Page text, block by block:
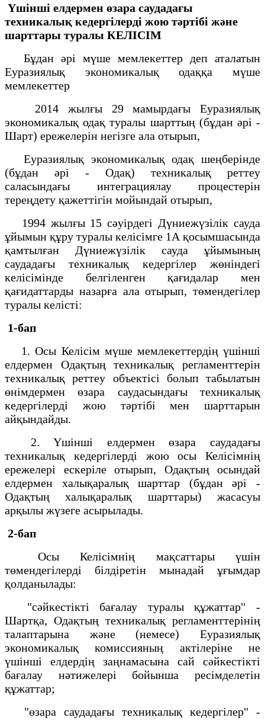
Үшінші елдермен өзара саудадағы
техникалық кедергілерді жою тәртібі және
шарттары туралы КЕЛІСІМ
Бұдан әрі мүше мемлекеттер деп аталатын
Еуразиялық экономикалық одаққа мүше
мемлекеттер
2014 жылғы 29 мамырдағы Еуразиялық
экономикалық одақ туралы шарттың (бұдан әрі -
Шарт) ережелерін негізге ала отырып,
Еуразиялық экономикалық одақ шеңберінде
(бұдан әрі - Одақ) техникалық реттеу
саласындағы интеграциялау процестерін
тереңдету қажеттігін мойындай отырып,
1994 жылғы 15 сәуірдегі Дүниежүзілік сауда
ұйымын құру туралы келісімге 1А қосымшасында
қамтылған Дүниежүзілік сауда ұйымының
саудадағы техникалық кедергілер жөніндегі
келісімінде белгіленген қағидалар мен
қағидаттарды назарға ала отырып, төмендегілер
туралы келісті:
1-бап
1. Осы Келісім мүше мемлекеттердің үшінші
елдермен Одақтың техникалық регламенттерін
техникалық реттеу объектісі болып табылатын
өнімдермен өзара саудасындағы техникалық
кедергілерді жою тәртібі мен шарттарын
айқындайды.
2. Үшінші елдермен өзара саудадағы
техникалық кедергілерді жою осы Келісімнің
ережелері ескеріле отырып, Одақтың осындай
елдермен халықаралық шарттар (бұдан әрі -
Одақтың халықаралық шарттары) жасасуы
арқылы жүзеге асырылады.
2-бап
Осы Келісімнің мақсаттары үшін
төмендегілерді білдіретін мынадай ұғымдар
қолданылады:
"сәйкестікті бағалау туралы құжаттар" -
Шартқа, Одақтың техникалық регламенттерінің
талаптарына және (немесе) Еуразиялық
экономикалық комиссияның актілеріне не
үшінші елдердің заңнамасына сай сәйкестікті
бағалау нәтижелері бойынша ресімделетін
құжаттар;
"өзара саудадағы техникалық кедергілер" -